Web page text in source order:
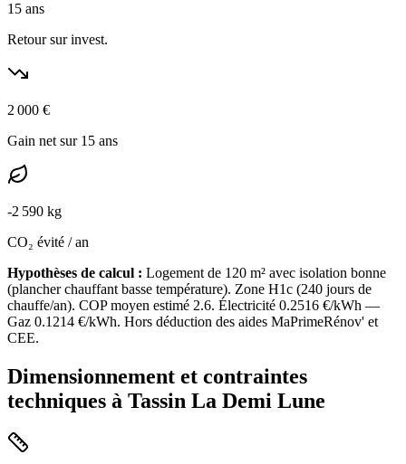
15 ans
Retour sur invest.
2 000 €
Gain net sur 15 ans
-2 590 kg
CO₂ évité / an
Hypothèses de calcul : Logement de 120 m² avec isolation bonne
(plancher chauffant basse température). Zone H1c (240 jours de
chauffe/an). COP moyen estimé 2.6. Électricité 0.2516 €/kWh —
Gaz 0.1214 €/kWh. Hors déduction des aides MaPrimeRénov' et
CEE.
Dimensionnement et contraintes
techniques à Tassin La Demi Lune